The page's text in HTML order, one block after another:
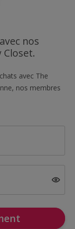
nos
Closet.
avec The
nos membres